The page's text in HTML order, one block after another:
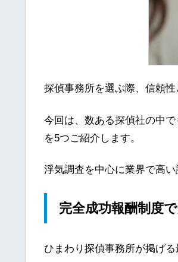
探偵事務所を選ぶ際、信頼
今回は、数ある探偵社の中
を5つご紹介します。
浮気調査を中心に業界で高
完全成功報酬制度
ひまわり探偵事務所が掲げ